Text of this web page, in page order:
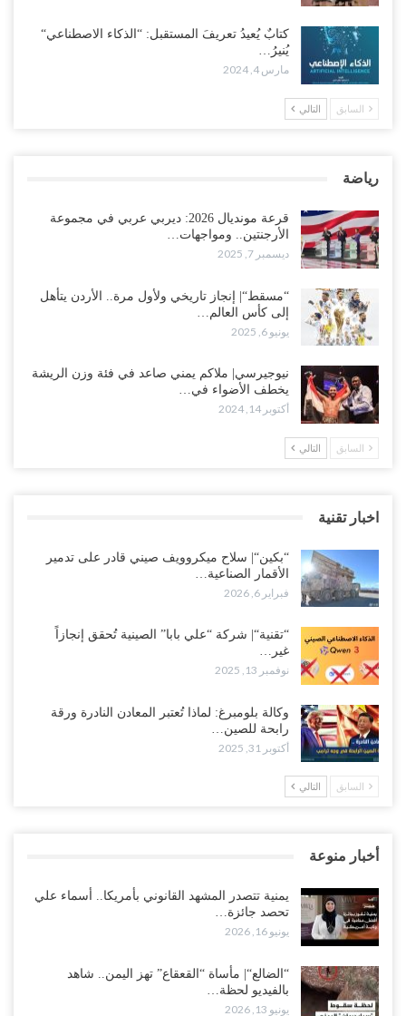
كتابٌ يُعيدُ تعريفَ المستقبل: “الذكاء الاصطناعي“
يُنيرُ…
مارس 4, 2024
السابق التالي
رياضة
قرعة مونديال 2026: ديربي عربي في مجموعة
الأرجنتين.. ومواجهات…
ديسمبر 7, 2025
“مسقط“| إنجاز تاريخي ولأول مرة.. الأردن يتأهل
إلى كأس العالم…
يونيو 6, 2025
نيوجيرسي| ملاكم يمني صاعد في فئة وزن الريشة
يخطف الأضواء في…
أكتوبر 14, 2024
السابق التالي
اخبار تقنية
“بكين“| سلاح ميكروويف صيني قادر على تدمير
الأقمار الصناعية…
فبراير 6, 2026
“تقنية“| شركة “علي بابا” الصينية تُحقق إنجازاً
غير…
نوفمبر 13, 2025
وكالة بلومبرغ: لماذا تُعتبر المعادن النادرة ورقة
رابحة للصين…
أكتوبر 31, 2025
السابق التالي
أخبار منوعة
يمنية تتصدر المشهد القانوني بأمريكا.. أسماء علي
تحصد جائزة…
يونيو 16, 2026
“الضالع“| مأساة “القعقاع” تهز اليمن.. شاهد
بالفيديو لحظة…
يونيو 13, 2026